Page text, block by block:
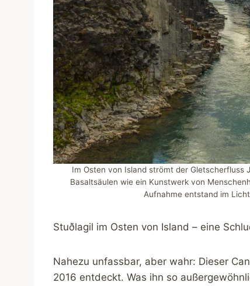
Im Osten von Island strömt der
Basaltsäulen wie ein Kunstwerk von
Aufnahme entstand im
Stuðlagil im Osten von Island – eine
Nahezu unfassbar, aber wahr: Dieser
2016 entdeckt. Was ihn so